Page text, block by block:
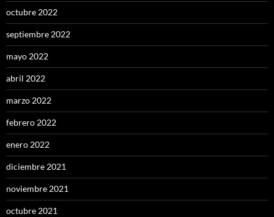
octubre 2022
septiembre 2022
mayo 2022
abril 2022
marzo 2022
febrero 2022
enero 2022
diciembre 2021
noviembre 2021
octubre 2021